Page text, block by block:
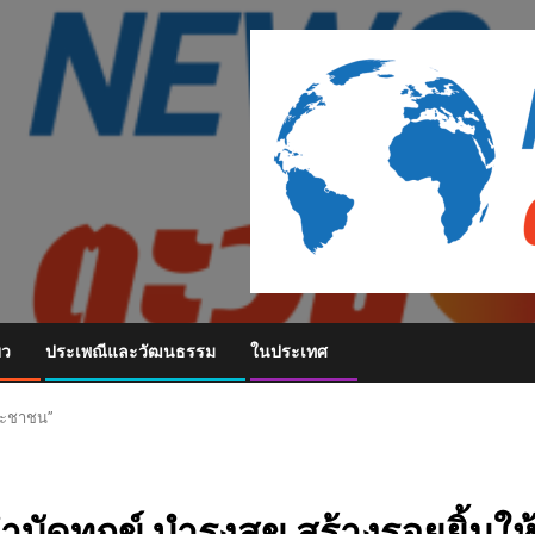
ประเพณีและวัฒนธรรม ในประเทศ
ชาชน”